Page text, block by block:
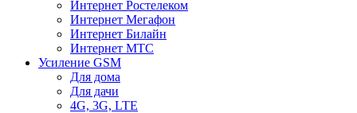
Интернет Ростелеком
Интернет Мегафон
Интернет Билайн
Интернет МТС
Усиление GSM
Для дома
Для дачи
4G, 3G, LTE